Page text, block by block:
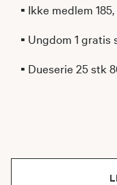
▪ Ikke medlem
▪ Ungdom 1 gratis
▪ Dueserie 25 stk